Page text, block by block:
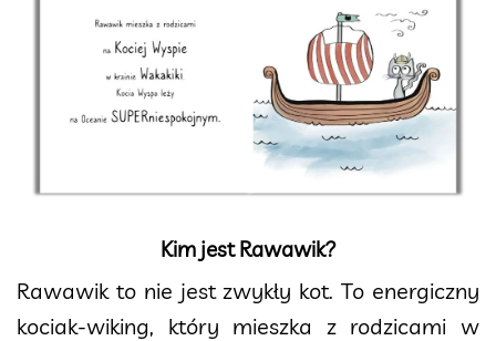
Kim jest Rawawik?
Rawawik to nie jest zwykły kot. To energiczny
kociak-wiking, który mieszka z rodzicami w